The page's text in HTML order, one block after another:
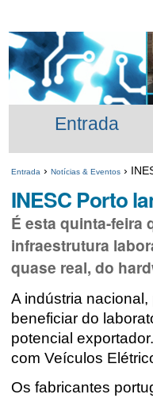
para
o
conteúdo.
para
a
navegação
Pessoais
Pesquisar
Pesquisa
Avançada…
Secções
Entrada
Entrada › Notícias & Eventos ›
INESC Porto
É esta quinta-feira
infraestrutura
quase real, do
A indústria
beneficiar do
potencial
com Veículos
Os fabricantes